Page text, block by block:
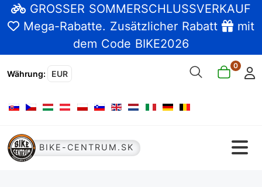
GROSSER SOMMERSCHLUSSVERKAUF
Mega-Rabatte. Zusätzlicher Rabatt
mit
dem Code BIKE2026
Währung: EUR
0
Sprache auswählen
BIKE-CENTRUM.SK